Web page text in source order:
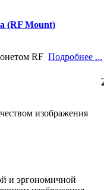
(RF Mount)
RFПодробнее ...
изображения
и эргономичной